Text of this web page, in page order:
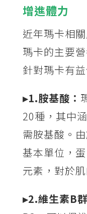
增進體力
近年瑪卡相
瑪卡的主要
針對瑪卡有
▸1.胺基酸：
20種，其中
需胺基酸。
基本單位，
元素，對於
▸2.維生素B群